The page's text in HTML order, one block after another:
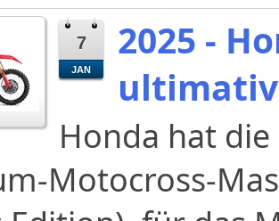
7
JAN
2025 -
Honda hat
Motocross-